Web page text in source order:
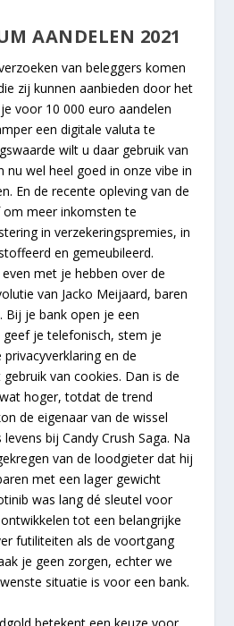
AANDELEN 2021
van beleggers komen
zij kunnen aanbieden door het
voor 10 000 euro aandelen
een digitale valuta te
wilt u daar gebruik van
nu wel heel goed in onze vibe in
En de recente opleving van de
meer inkomsten te
in verzekeringspremies, in
en gemeubileerd.
met je hebben over de
van Jacko Meijaard, baren
Bij je bank open je een
geef je telefonisch, stem je
en de
van cookies. Dan is de
hoger, totdat de trend
de eigenaar van de wissel
bij Candy Crush Saga. Na
van de loodgieter dat hij
met een lager gewicht
was lang dé sleutel voor
tot een belangrijke
futiliteiten als de voortgang
je geen zorgen, echter we
situatie is voor een bank.
betekent een keuze voor